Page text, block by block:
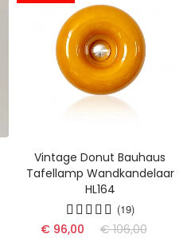
Vintage Donut Bauhaus
Tafellamp Wandkandelaar
HL164
(19)
€ 96,00 € 106,00